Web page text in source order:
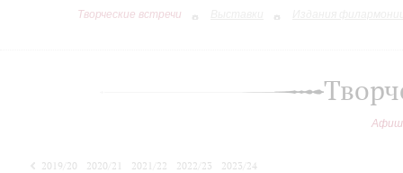
Творческие встречи
2019/20 2020/21 2021/22 2022/23
2023/24